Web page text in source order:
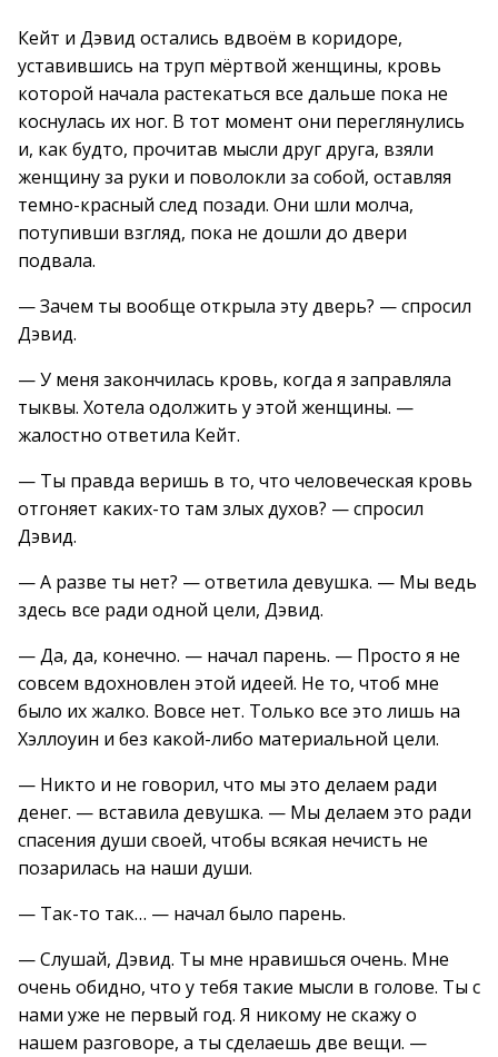
Кейт и Дэвид остались вдвоём в коридоре,
уставившись на труп мёртвой женщины, кровь
которой начала растекаться все дальше пока не
коснулась их ног. В тот момент они переглянулись
и, как будто, прочитав мысли друг друга, взяли
женщину за руки и поволокли за собой, оставляя
темно-красный след позади. Они шли молча,
потупивши взгляд, пока не дошли до двери
подвала.
— Зачем ты вообще открыла эту дверь? — спросил
Дэвид.
— У меня закончилась кровь, когда я заправляла
тыквы. Хотела одолжить у этой женщины. —
жалостно ответила Кейт.
— Ты правда веришь в то, что человеческая кровь
отгоняет каких-то там злых духов? — спросил
Дэвид.
— А разве ты нет? — ответила девушка. — Мы ведь
здесь все ради одной цели, Дэвид.
— Да, да, конечно. — начал парень. — Просто я не
совсем вдохновлен этой идеей. Не то, чтоб мне
было их жалко. Вовсе нет. Только все это лишь на
Хэллоуин и без какой-либо материальной цели.
— Никто и не говорил, что мы это делаем ради
денег. — вставила девушка. — Мы делаем это ради
спасения души своей, чтобы всякая нечисть не
позарилась на наши души.
— Так-то так… — начал было парень.
— Слушай, Дэвид. Ты мне нравишься очень. Мне
очень обидно, что у тебя такие мысли в голове. Ты с
нами уже не первый год. Я никому не скажу о
нашем разговоре, а ты сделаешь две вещи. —